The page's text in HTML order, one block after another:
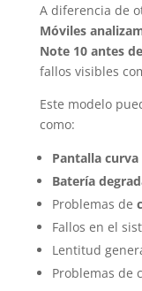
A diferencia de
Móviles
Note 10 antes
fallos visibles
Este modelo
como:
Pantalla
Batería
Problemas de
Fallos en el
Lentitud
Problemas de